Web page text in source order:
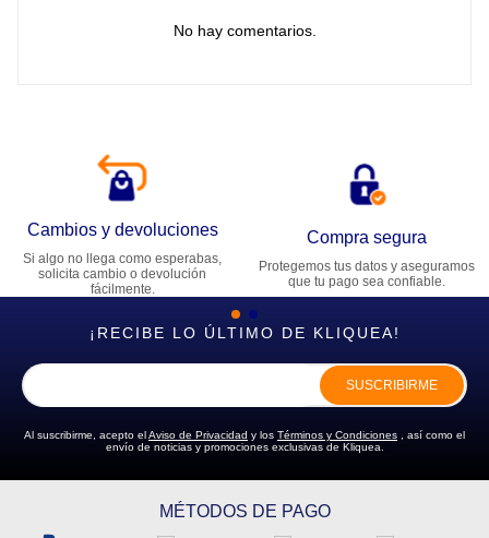
No hay comentarios.
Cambios y devoluciones
Si algo no llega como esperabas,
solicita cambio o devolución
fácilmente.
Compra segura
Protegemos tus datos y aseguramos
que tu pago sea confiable.
¡RECIBE LO ÚLTIMO DE KLIQUEA!
SUSCRIBIRME
Al suscribirme, acepto elAviso de Privacidad y los Términos y Condiciones , así como el
envío de noticias y promociones exclusivas de Kliquea.
MÉTODOS DE PAGO